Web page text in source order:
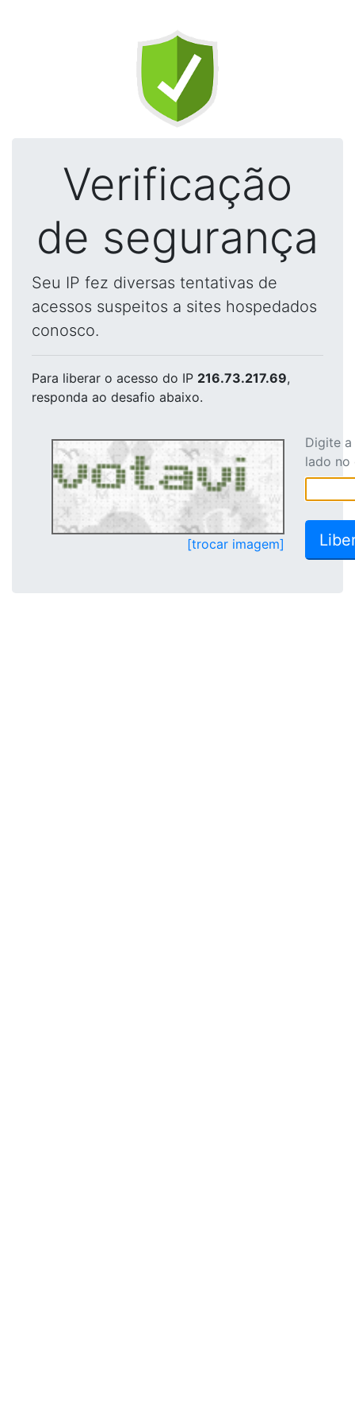
Verificação
de segurança
Seu IP fez diversas tentativas de
acessos suspeitos a sites hospedados
conosco.
Para liberar o acesso do IP 216.73.217.69,
responda ao desafio abaixo.
[trocar imagem]
Digite
lado no